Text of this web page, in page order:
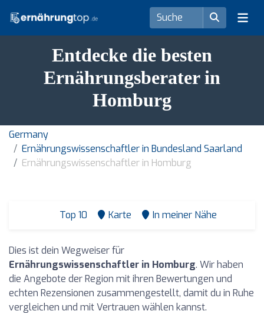
Entdecke die besten
Ernährungsberater in
Homburg
Germany
Ernährungswissenschaftler in Bundesland Saarland
Ernährungswissenschaftler in Homburg
Top 10 Karte In meiner Nähe
Dies ist dein Wegweiser für
Ernährungswissenschaftler in Homburg. Wir haben
die Angebote der Region mit ihren Bewertungen und
echten Rezensionen zusammengestellt, damit du in Ruhe
vergleichen und mit Vertrauen wählen kannst.